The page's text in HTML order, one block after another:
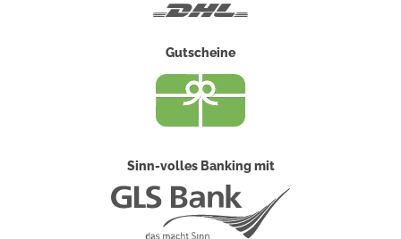
Gutscheine
Sinn-volles Banking mit